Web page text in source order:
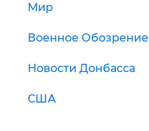
Мир
Военное Обозрение
Новости Донбасса
США